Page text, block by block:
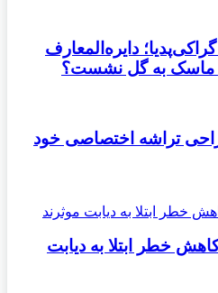
دایره‌المعارف
ماسک به گل نشست؟
تراشه اختصاصی خود
خطر ابتلا به دیابت